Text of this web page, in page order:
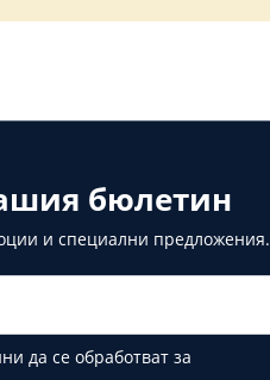
бюлетин
и специални предложения.
да се обработват за